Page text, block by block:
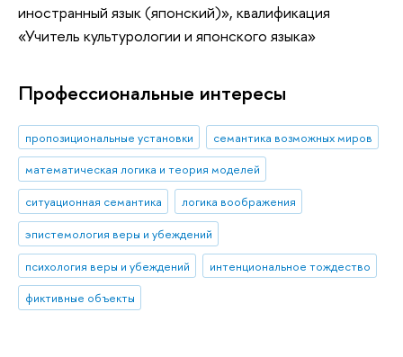
иностранный язык (японский)», квалификация
«Учитель культурологии и японского языка»
Профессиональные интересы
пропозициональные установки
семантика возможных миров
математическая логика и теория моделей
ситуационная семантика
логика воображения
эпистемология веры и убеждений
психология веры и убеждений
интенциональное тождество
фиктивные объекты